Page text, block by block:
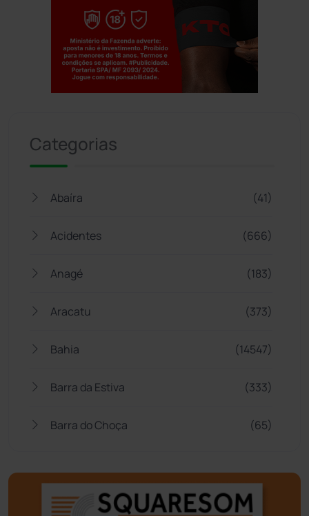
Categorias
Abaíra (41)
Acidentes (666)
Anagé (183)
Aracatu (373)
Bahia (14547)
Barra da Estiva (333)
Barra do Choça (65)
Bom Jesus da Lapa (510)